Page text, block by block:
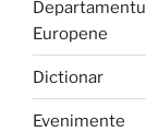
Europene
Dictionar
Evenimente